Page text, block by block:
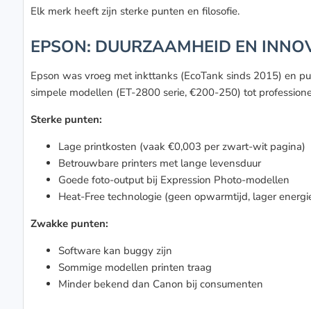
Elk merk heeft zijn sterke punten en filosofie.
EPSON: DUURZAAMHEID EN
Epson was vroeg met inkttanks (EcoTank sinds 2015) en
simpele modellen (ET-2800 serie, €200-250) tot
Sterke punten:
Lage printkosten (vaak €0,003 per zwart-wit pagina)
Betrouwbare printers met lange levensduur
Goede foto-output bij Expression Photo-modellen
Heat-Free technologie (geen opwarmtijd, lager
Zwakke punten:
Software kan buggy zijn
Sommige modellen printen traag
Minder bekend dan Canon bij consumenten